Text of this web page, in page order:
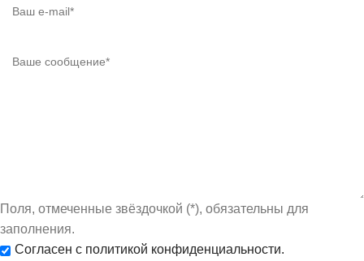
Поля, отмеченные звёздочкой (*), обязательны для
заполнения.
Согласен с политикой конфиденциальности.